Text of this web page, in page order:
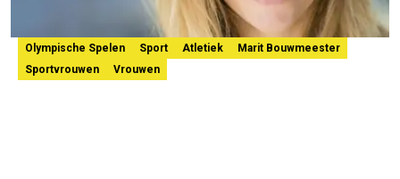
Olympische Spelen Sport Atletiek
Marit Bouwmeester
Sportvrouwen
Vrouwen